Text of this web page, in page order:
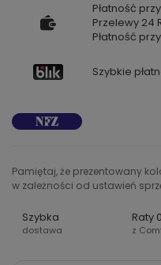
Płatność
Przelewy 24
Płatność
Szybkie
Pamiętaj, że prezentowany
w zależności od ustawień
Szybka
dostawa
Raty
z